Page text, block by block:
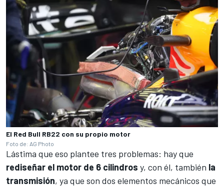
El Red Bull RB22 con su propio motor
Foto de: AG Photo
Lástima que eso plantee tres problemas: hay que
rediseñar el motor de 6 cilindros y, con él, también la
transmisión, ya que son dos elementos mecánicos que